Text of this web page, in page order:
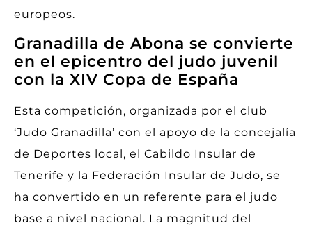
europeos.
Granadilla de Abona se convierte
en el epicentro del judo juvenil
con la XIV Copa de España
Esta competición, organizada por el club
‘Judo Granadilla’ con el apoyo de la concejalía
de Deportes local, el Cabildo Insular de
Tenerife y la Federación Insular de Judo, se
ha convertido en un referente para el judo
base a nivel nacional. La magnitud del